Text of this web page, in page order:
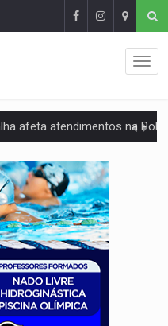
afeta atendimentos na Policlínica
deixa dois feridos próximo ao
com câncer precisa de
procura por cachorrinho
se mobiliza para tentar localizar corpo de
Contas do governo de Rondônia expõem meta
da PF defendem independência e apoio